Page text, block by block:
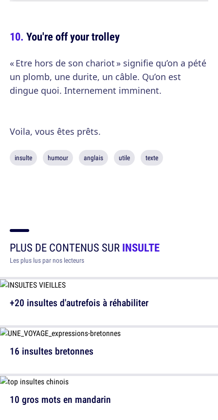
You're off your trolley
« Etre hors de son chariot » signifie qu’on a pété
un plomb, une durite, un câble. Qu’on est
dingue quoi. Internement imminent.
Voila, vous êtes prêts.
insulte humour anglais utile texte
PLUS DE CONTENUS SURINSULTE
Les plus lus par nos lecteurs
+20 insultes d'autrefois à réhabiliter
10 gros mots en mandarin
16 insultes bretonnes